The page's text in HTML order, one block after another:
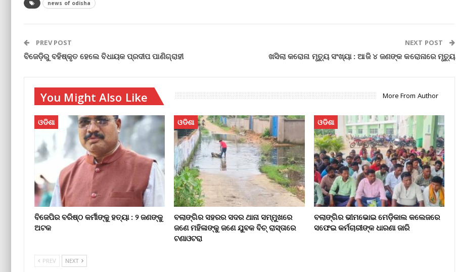
news of odisha
PREV POST
ବିଜେଡ଼ିରୁ ବହିଷ୍କୃତ ହେଲେ ବିଧାୟକ ପ୍ରଦୀପ ପାଣିଗ୍ରାହୀ
NEXT POST
ଖସିଲା କରୋନା ମୃତ୍ୟୁ ସଂଖ୍ୟା : ଆଜି ୪ ଜଣଙ୍କ କରୋନାରେ ମୃତ୍ୟୁ
You Might Also Like More From Author
ଓଡିଶା
ବିଜେପିର ବରିଷ୍ଠ କର୍ମୀଙ୍କୁ ହତ୍ୟା : ୨ ଜଣଙ୍କୁ
ଅଟକ
ଓଡିଶା
ବଲାଙ୍ଗିର ସହରର ସଦର ଥାନା ସମ୍ମୁଖରେ
ଜଣେ ମହିଳାଙ୍କୁ ଜଣେ ଯୁବକ ବିଚ୍‌ ରାସ୍ତାରେ
ଟଣାଓଟରା
ଓଡିଶା
ବଲାଙ୍ଗିର ଭୀମଭୋଇ ମେଡ଼ିକାଲ କଲେଜରେ
ସଫେଇ କର୍ମଚାରୀଙ୍କ ଧାରଣା ଜାରି
PREV NEXT